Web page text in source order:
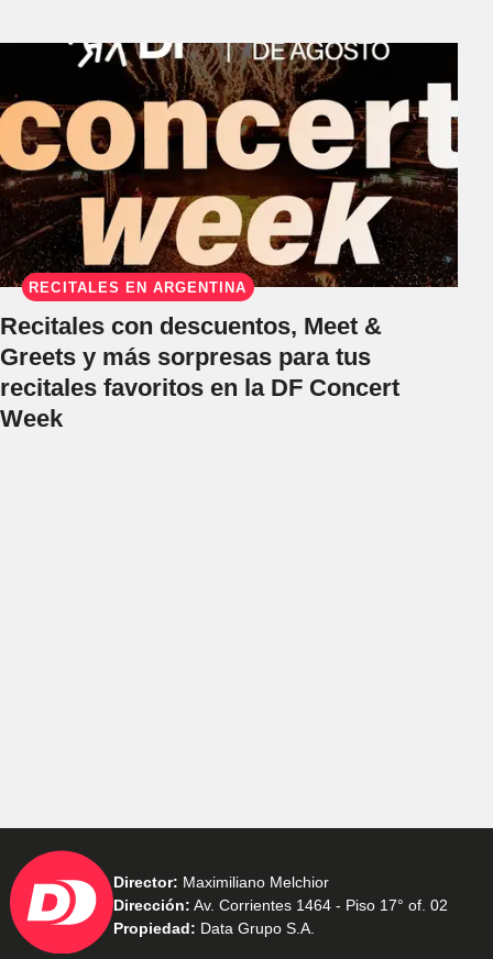
RECITALES EN ARGENTINA
Recitales con descuentos, Meet &
Greets y más sorpresas para tus
recitales favoritos en la DF Concert
Week
Director: Maximiliano Melchior
Dirección: Av. Corrientes 1464 - Piso 17° of. 02
Propiedad: Data Grupo S.A.